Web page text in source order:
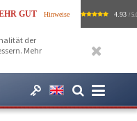
GUT Hinweise 4.93 /
der
Mehr